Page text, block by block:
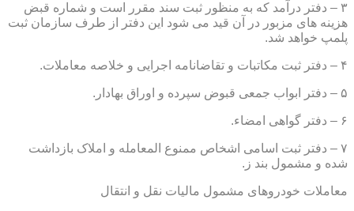
۳ – دفتر درآمد که به منظور ثبت سند مقرر است و شماره قبض
هزینه های مزبور در آن قید می شود این دفتر از طرف سازمان ثبت
پلمپ خواهد شد.
۴ – دفتر ثبت مکاتبات و تقاضانامه اجرایی و خلاصه معاملات.
۵ – دفتر ابواب جمعی قبوض سپرده و اوراق بهادار.
۶ – دفتر گواهی امضاء.
۷ – دفتر ثبت اسامی اشخاص ممنوع المعامله و املاک بازداشت
شده و مشمول بند ز.
معاملات خودروهای مشمول مالیات نقل و انتقال